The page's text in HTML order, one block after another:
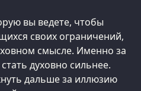
вы ведете, чтобы
своих ограничений,
смысле. Именно за
духовно сильнее.
дальше за иллюзию